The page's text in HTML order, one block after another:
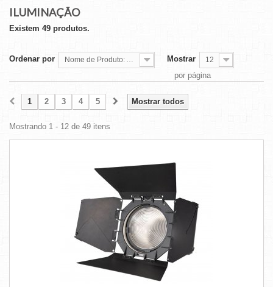
ILUMINAÇÃO
Existem 49 produtos.
Ordenar por Nome de Produto: A a Z Mostrar 12
por página
Mostrar todos
1 2 3 4 5
Mostrando 1 - 12 de 49 itens